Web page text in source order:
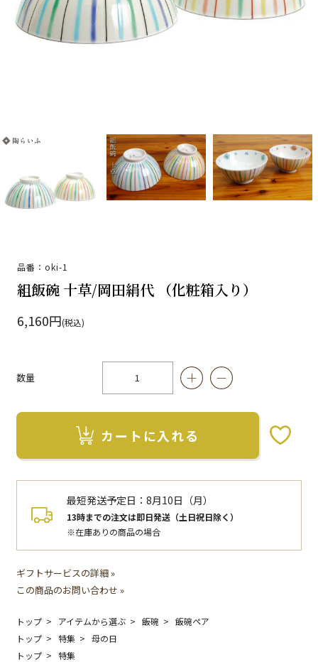
品番：oki-1
組飯碗 十草/岡田絹代 （化粧箱入り）
6,160円(税込)
数量
カートに入れる
最短発送予定日：8月10日（月）
13時までの注文は即日発送（土日祝日除く）
※在庫ありの商品の場合
ギフトサービスの詳細 »
この商品のお問い合わせ »
トップ アイテムから選ぶ 飯碗
飯碗ペア
トップ
特集
母の日
トップ
特集